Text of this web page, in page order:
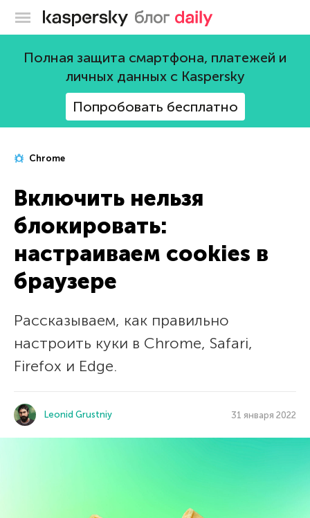
Блог Касперского
Полная защита смартфона, платежей и
личных данных с Kaspersky
Попробовать бесплатно
Chrome
Включить нельзя
блокировать:
настраиваем cookies в
браузере
Рассказываем, как правильно
настроить куки в Chrome, Safari,
Firefox и Edge.
Leonid Grustniy 31 января 2022